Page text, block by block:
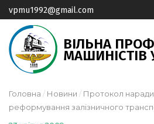
vpmu1992@gmail.com
ВІЛЬНА
МАШИНІСТІВ
Головна Новини
Протокол наради
реформування залізничного